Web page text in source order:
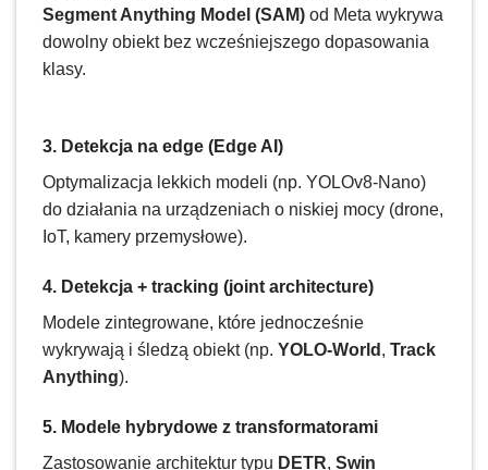
Segment Anything Model (SAM) od Meta wykrywa
dowolny obiekt bez wcześniejszego dopasowania
klasy.
3. Detekcja na edge (Edge AI)
Optymalizacja lekkich modeli (np. YOLOv8-Nano)
do działania na urządzeniach o niskiej mocy (drone,
IoT, kamery przemysłowe).
4. Detekcja + tracking (joint architecture)
Modele zintegrowane, które jednocześnie
wykrywają i śledzą obiekt (np.YOLO-World,Track
Anything).
5. Modele hybrydowe z transformatorami
Zastosowanie architektur typu DETR,Swin